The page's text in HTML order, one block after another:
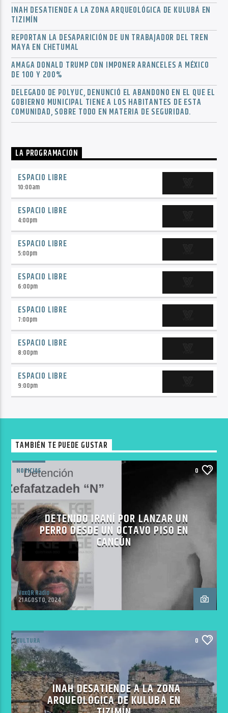
INAH DESATIENDE A LA ZONA ARQUEOLÓGICA DE KULUBÁ EN
TIZIMÍN
REPORTAN LA DESAPARICIÓN DE UN TRABAJADOR DEL TREN
MAYA EN CHETUMAL
AMAGA DONALD TRUMP CON IMPONER ARANCELES A MÉXICO
DE 100 Y 200%
DELEGADO DE POLYUC, DENUNCIÓ EL ABANDONO EN EL QUE EL
GOBIERNO MUNICIPAL TIENE A LOS HABITANTES DE ESTA
COMUNIDAD, SOBRE TODO EN MATERIA DE SEGURIDAD.
LA PROGRAMACIÓN
ESPACIO LIBRE
10:00am
ESPACIO LIBRE
4:00pm
ESPACIO LIBRE
5:00pm
ESPACIO LIBRE
6:00pm
ESPACIO LIBRE
7:00pm
ESPACIO LIBRE
8:00pm
ESPACIO LIBRE
9:00pm
TAMBIÉN TE PUEDE GUSTAR
NOTICIAS 0
DETENIDO IRANÍ POR LANZAR UN
PERRO DESDE UN OCTAVO PISO EN
CANCÚN
VoxQR Radio
21 AGOSTO, 2024
CULTURA 0
INAH DESATIENDE A LA ZONA
ARQUEOLÓGICA DE KULUBÁ EN